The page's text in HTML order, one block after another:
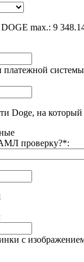
DOGE max.: 9
платежной
Doge, на
проверку?*:
с